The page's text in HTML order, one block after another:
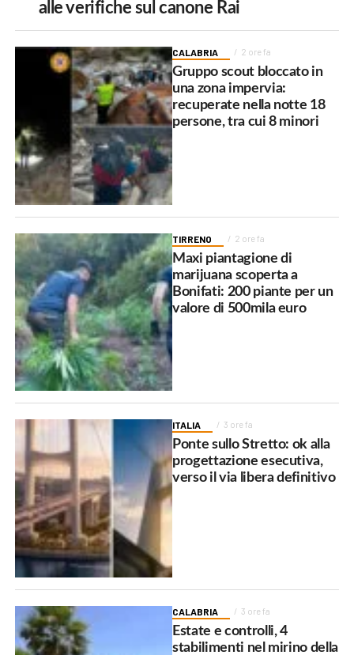
alle verifiche sul canone Rai
CALABRIA 2 ore fa
Gruppo scout bloccato in
una zona impervia:
recuperate nella notte 18
persone, tra cui 8 minori
TIRRENO 2 ore fa
Maxi piantagione di
marijuana scoperta a
Bonifati: 200 piante per un
valore di 500mila euro
ITALIA 3 ore fa
Ponte sullo Stretto: ok alla
progettazione esecutiva,
verso il via libera definitivo
CALABRIA 3 ore fa
Estate e controlli, 4
stabilimenti nel mirino della